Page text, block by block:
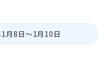
8日～1月10日